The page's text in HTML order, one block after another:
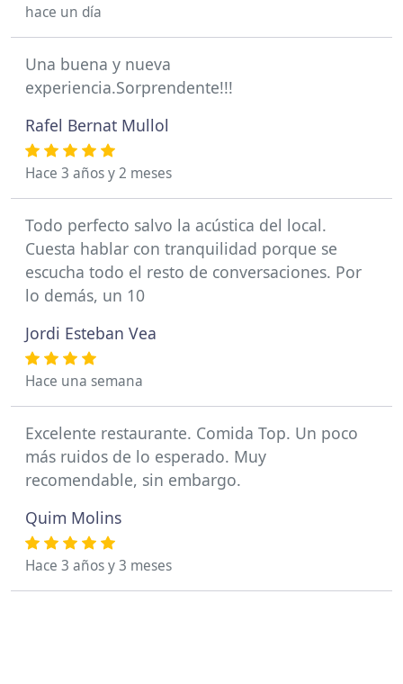
hace un día
Una buena y nueva
experiencia.Sorprendente!!!
Rafel Bernat Mullol
Hace 3 años y 2 meses
Todo perfecto salvo la acústica del local.
Cuesta hablar con tranquilidad porque se
escucha todo el resto de conversaciones. Por
lo demás, un 10
Jordi Esteban Vea
Hace una semana
Excelente restaurante. Comida Top. Un poco
más ruidos de lo esperado. Muy
recomendable, sin embargo.
Quim Molins
Hace 3 años y 3 meses